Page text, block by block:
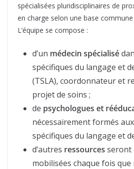
spécialisées pluridisciplinaires de
en charge selon une base
L’équipe se compose :
d’un médecin spécialisé
spécifiques du langage et
(TSLA), coordonnateur et
projet de soins ;
de psychologues et
nécessairement formés
spécifiques du langage et
d’autres ressources seront
mobilisées chaque fois que